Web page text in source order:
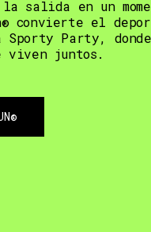
salida en un
convierte el
Party,
juntos.